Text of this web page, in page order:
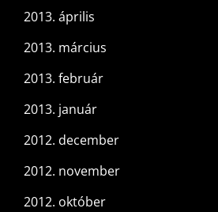
2013. április
2013. március
2013. február
2013. január
2012. december
2012. november
2012. október